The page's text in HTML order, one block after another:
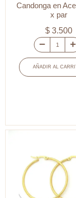
Candonga en
x par
$ 3.500
Candonga
en
Acero
par
AÑADIR AL